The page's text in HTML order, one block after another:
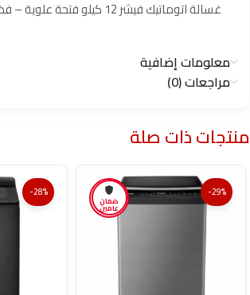
غسالة اتوماتيك فيشر 12 كيلو فتحة علوية – فضي
معلومات إضافية
مراجعات (0)
منتجات ذات صلة
ضمان
عامين
-29%
-28%